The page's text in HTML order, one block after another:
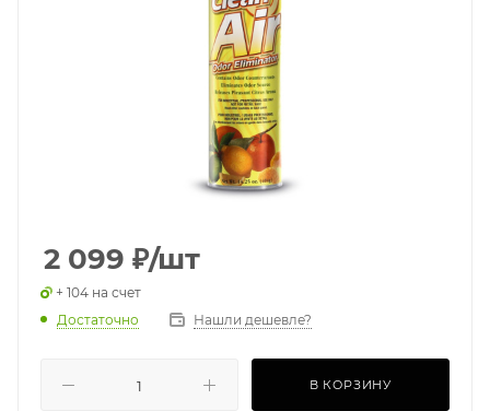
2 099 ₽/шт
+ 104 на счет
Достаточно
Нашли дешевле?
В КОРЗИНУ